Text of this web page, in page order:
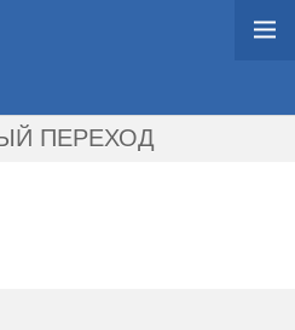
ПЕРЕХОД